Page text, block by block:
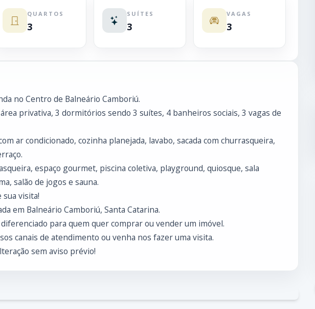
QUARTOS
3
SUÍTES
3
VAGAS
3
no Centro de Balneário Camboriú.
privativa, 3 dormitórios sendo 3 suítes, 4 banheiros sociais, 3 vagas de
ar condicionado, cozinha planejada, lavabo, sacada com churrasqueira,
espaço gourmet, piscina coletiva, playground, quiosque, sala
salão de jogos e sauna.
visita!
em Balneário Camboriú, Santa Catarina.
para quem quer comprar ou vender um imóvel.
canais de atendimento ou venha nos fazer uma visita.
sem aviso prévio!